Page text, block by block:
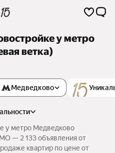
у метро
ветка)
Медведково
у метро Медведково
— 2 133 объявления от
квартир по цене от